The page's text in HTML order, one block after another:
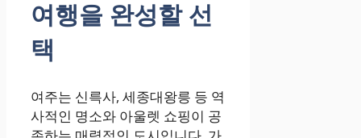
여행을 완성할 선
택
여주는 신륵사, 세종대왕릉 등 역
사적인 명소와 아울렛 쇼핑이 공